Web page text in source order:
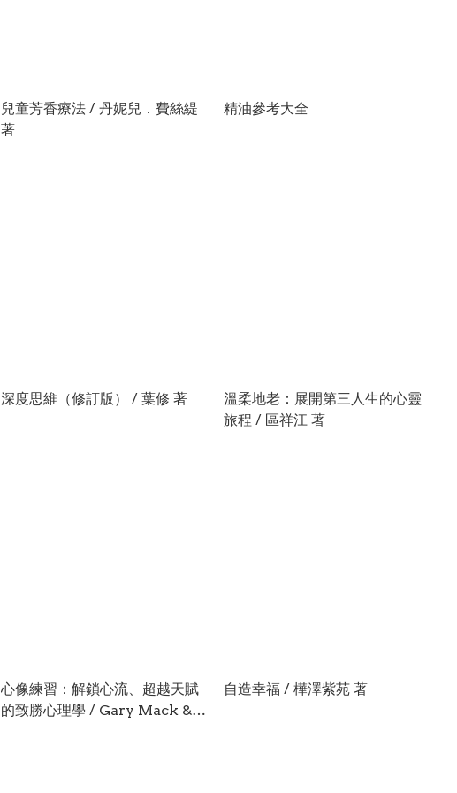
兒童芳香療法 / 丹妮兒．費絲緹
著
精油參考大全
深度思維（修訂版） / 葉修 著
溫柔地老：展開第三人生的心靈
旅程 / 區祥江 著
心像練習：解鎖心流、超越天賦
的致勝心理學 / Gary Mack &
自造幸福 / 樺澤紫苑 著